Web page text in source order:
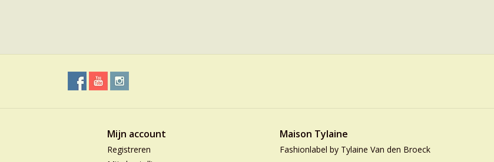
Mijn account
Registreren
Maison Tylaine
Fashionlabel by Tylaine Van den Broeck